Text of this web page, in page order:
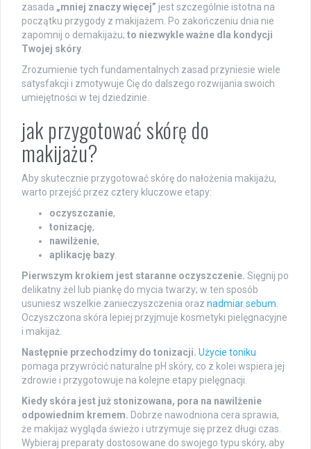
zasada „mniej znaczy więcej” jest szczególnie istotna na
początku przygody z makijażem. Po zakończeniu dnia nie
zapomnij o demakijażu; to niezwykle ważne dla kondycji
Twojej skóry
Zrozumienie tych fundamentalnych zasad przyniesie wiele
satysfakcji i zmotywuje Cię do dalszego rozwijania swoich
umiejętności w tej dziedzinie.
jak przygotować skórę do
makijażu?
Aby skutecznie przygotować skórę do nałożenia makijażu,
warto przejść przez cztery kluczowe etapy:
oczyszczanie,
tonizację,
nawilżenie,
aplikację bazy
Pierwszym krokiem jest staranne oczyszczenie. Sięgnij po
delikatny żel lub piankę do mycia twarzy; w ten sposób
usuniesz wszelkie zanieczyszczenia oraz nadmiar sebum
Oczyszczona skóra lepiej przyjmuje kosmetyki pielęgnacyjne
i makijaż.
Następnie przechodzimy do tonizacji. Użycie toniku
pomaga przywrócić naturalne pH skóry, co z kolei wspiera jej
zdrowie i przygotowuje na kolejne etapy pielęgnacji.
Kiedy skóra jest już stonizowana, pora na nawilżenie
odpowiednim kremem. Dobrze nawodniona cera sprawia,
że makijaż wygląda świeżo i utrzymuje się przez długi czas.
Wybieraj preparaty dostosowane do swojego typu skóry, aby